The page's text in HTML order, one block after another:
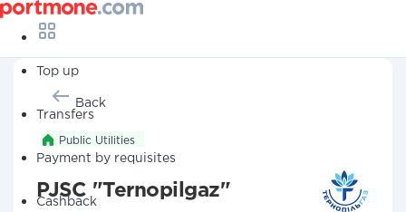
Top up
Transfers
Payment by requisites
Cashback
Back
Public Utilities
PJSC "Ternopilgaz"